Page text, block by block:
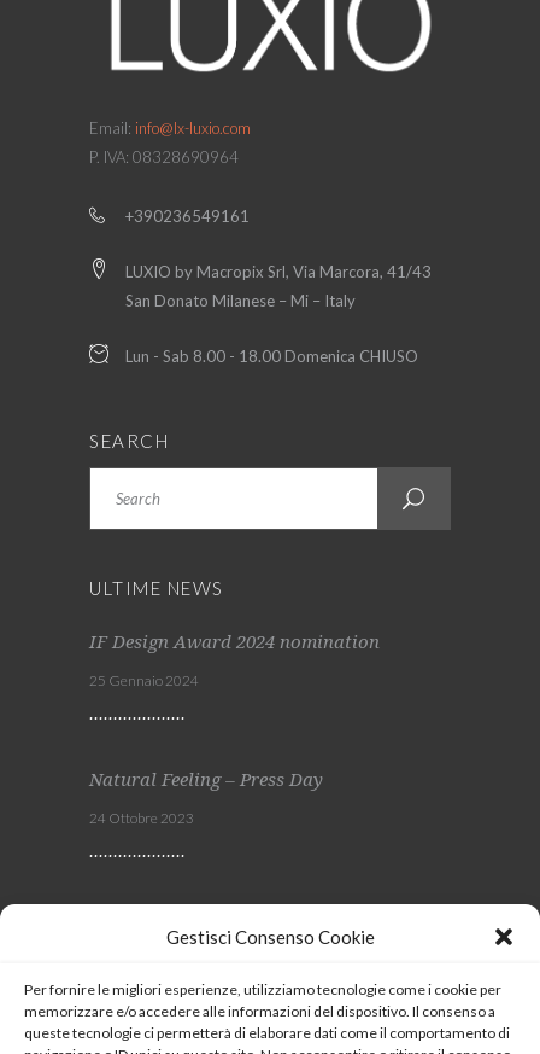
Gestisci Consenso Cookie
Per fornire le migliori esperienze, utilizziamo tecnologie come i cookie per
memorizzare e/o accedere alle informazioni del dispositivo. Il consenso a
queste tecnologie ci permetterà di elaborare dati come il comportamento di
Email: info@lx-luxio.com
P. IVA: 08328690964
+390236549161
LUXIO by Macropix Srl, Via Marcora, 41/43
San Donato Milanese – Mi – Italy
Lun - Sab 8.00 - 18.00 Domenica CHIUSO
SEARCH
ULTIME NEWS
IF Design Award 2024 nomination
25 Gennaio 2024
Natural Feeling – Press Day
24 Ottobre 2023
SEGUICI